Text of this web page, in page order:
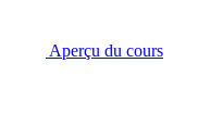
Aperçu du cours